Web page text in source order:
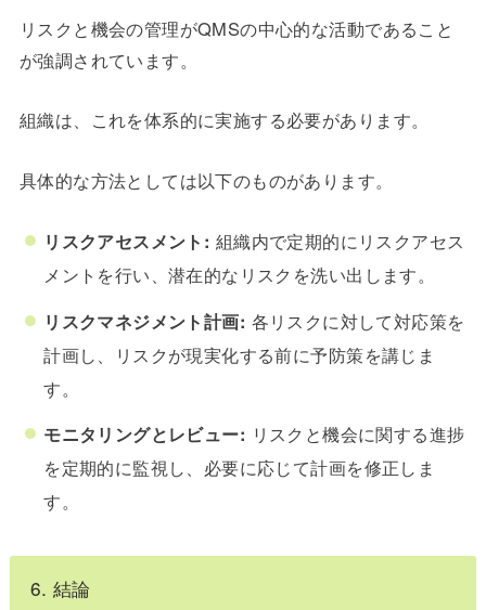
リスクと機会の管理がQMSの中心的な活動であること
が強調されています。
組織は、これを体系的に実施する必要があります。
具体的な方法としては以下のものがあります。
リスクアセスメント: 組織内で定期的にリスクアセス
メントを行い、潜在的なリスクを洗い出します。
リスクマネジメント計画: 各リスクに対して対応策を
計画し、リスクが現実化する前に予防策を講じま
す。
モニタリングとレビュー: リスクと機会に関する進捗
を定期的に監視し、必要に応じて計画を修正しま
す。
6. 結論